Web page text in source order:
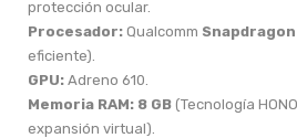
protección ocular.
Procesador: Qualcomm
eficiente).
GPU: Adreno 610.
Memoria RAM: 8 GB (Tecnología
expansión virtual).